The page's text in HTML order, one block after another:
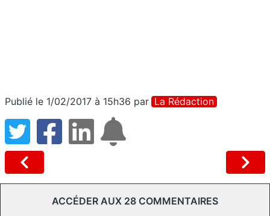
Publié le 1/02/2017 à 15h36 par La Rédaction
ACCÉDER AUX 28 COMMENTAIRES